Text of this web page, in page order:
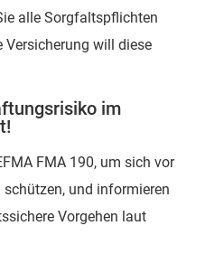
alle Sorgfaltspflichten
Versicherung will diese
im
FMA 190, um sich vor
und informieren
Vorgehen laut